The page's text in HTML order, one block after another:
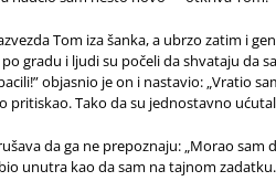
Tom iza šanka, a ubrzo zatim i
gradu i ljudi su počeli da shvataju da
objasnio je on i nastavio: „Vratio
Tako da su jednostavno
da ga ne prepoznaju: „Morao sam
unutra kao da sam na tajnom